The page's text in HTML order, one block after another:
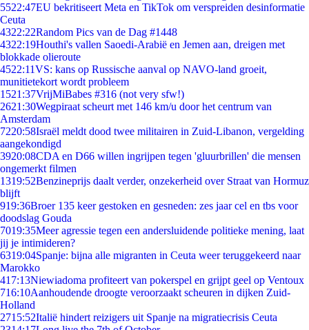
5522:47EU bekritiseert Meta en TikTok om verspreiden desinformatie
Ceuta
4322:22Random Pics van de Dag #1448
4322:19Houthi's vallen Saoedi-Arabië en Jemen aan, dreigen met
blokkade olieroute
4522:11VS: kans op Russische aanval op NAVO-land groeit,
munitietekort wordt probleem
1521:37VrijMiBabes #316 (not very sfw!)
2621:30Wegpiraat scheurt met 146 km/u door het centrum van
Amsterdam
7220:58Israël meldt dood twee militairen in Zuid-Libanon, vergelding
aangekondigd
3920:08CDA en D66 willen ingrijpen tegen 'gluurbrillen' die mensen
ongemerkt filmen
1319:52Benzineprijs daalt verder, onzekerheid over Straat van Hormuz
blijft
919:36Broer 135 keer gestoken en gesneden: zes jaar cel en tbs voor
doodslag Gouda
7019:35Meer agressie tegen een andersluidende politieke mening, laat
jij je intimideren?
6319:04Spanje: bijna alle migranten in Ceuta weer teruggekeerd naar
Marokko
417:13Niewiadoma profiteert van pokerspel en grijpt geel op Ventoux
716:10Aanhoudende droogte veroorzaakt scheuren in dijken Zuid-
Holland
2715:52Italië hindert reizigers uit Spanje na migratiecrisis Ceuta